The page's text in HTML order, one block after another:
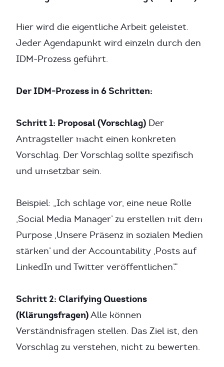
Hier wird die eigentliche Arbeit geleistet.
Jeder Agendapunkt wird einzeln durch den
IDM-Prozess geführt.
Der IDM-Prozess in 6 Schritten:
Schritt 1: Proposal (Vorschlag) Der
Antragsteller macht einen konkreten
Vorschlag. Der Vorschlag sollte spezifisch
und umsetzbar sein.
Beispiel: „Ich schlage vor, eine neue Rolle
‚Social Media Manager’ zu erstellen mit dem
Purpose ‚Unsere Präsenz in sozialen Medien
stärken’ und der Accountability ‚Posts auf
LinkedIn und Twitter veröffentlichen’.”
Schritt 2: Clarifying Questions
(Klärungsfragen)Alle können
Verständnisfragen stellen. Das Ziel ist, den
Vorschlag zu verstehen, nicht zu bewerten.